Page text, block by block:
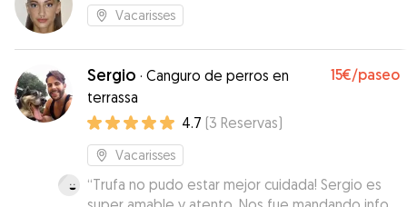
Vacarisses
Sergio · Canguro de perros en
terrassa
15€/paseo
4.7 (3 Reservas)
Vacarisses
“Trufa no pudo estar mejor cuidada! Sergio es